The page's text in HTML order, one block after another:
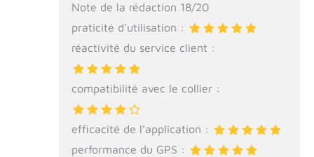
Note de la rédaction 18/20
praticité d’utilisation :
réactivité du service client :
compatibilité avec le collier :
efficacité de l’application :
performance du GPS :